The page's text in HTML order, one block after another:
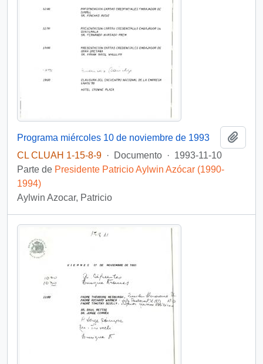
Programa miércoles 10 de noviembre de 1993
CL CLUAH 1-15-8-9 · Documento · 1993-11-10
Parte de Presidente Patricio Aylwin Azócar (1990-
1994)
Aylwin Azocar, Patricio